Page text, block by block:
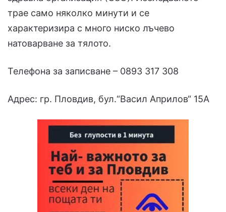
трае само няколко минути и се
характеризира с много ниско лъчево
натоварване за тялото.
Телефона за записване – 0893 317 308
Адрес: гр. Пловдив, бул.“Васил Априлов“ 15А